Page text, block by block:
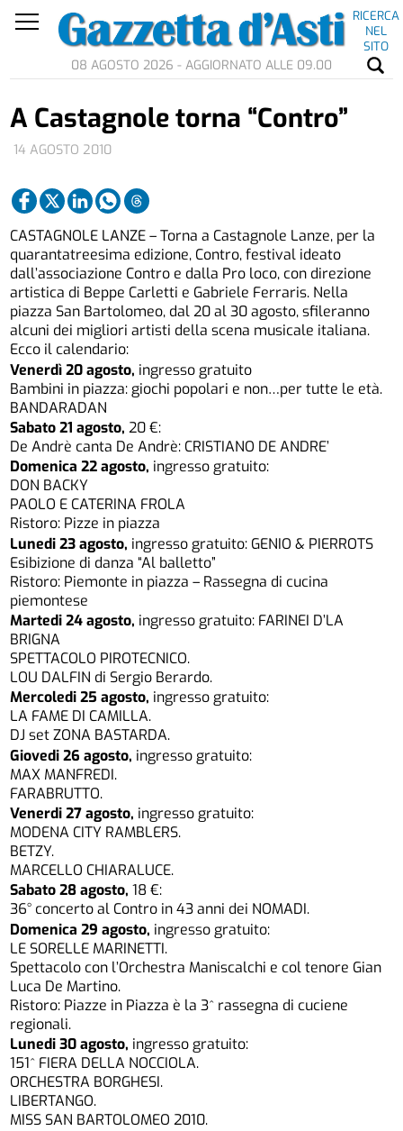
RICERCA
NEL
SITO
08 AGOSTO 2026 - AGGIORNATO ALLE 09.00
14 AGOSTO 2010
A Castagnole torna “Contro”
CASTAGNOLE LANZE – Torna a Castagnole Lanze, per la
quarantatreesima edizione, Contro, festival ideato
dall’associazione Contro e dalla Pro loco, con direzione
artistica di Beppe Carletti e Gabriele Ferraris. Nella
piazza San Bartolomeo, dal 20 al 30 agosto, sfileranno
alcuni dei migliori artisti della scena musicale italiana.
Ecco il calendario:
Venerdì 20 agosto, ingresso gratuito
Bambini in piazza: giochi popolari e non…per tutte le età.
BANDARADAN
Sabato 21 agosto, 20 €:
De Andrè canta De Andrè: CRISTIANO DE ANDRE’
Domenica 22 agosto, ingresso gratuito:
DON BACKY
PAOLO E CATERINA FROLA
Ristoro: Pizze in piazza
Lunedi 23 agosto, ingresso gratuito: GENIO & PIERROTS
Esibizione di danza “Al balletto”
Ristoro: Piemonte in piazza – Rassegna di cucina
piemontese
Martedi 24 agosto, ingresso gratuito: FARINEI D’LA
BRIGNA
SPETTACOLO PIROTECNICO.
LOU DALFIN di Sergio Berardo.
Mercoledi 25 agosto, ingresso gratuito:
LA FAME DI CAMILLA.
DJ set ZONA BASTARDA.
Giovedi 26 agosto, ingresso gratuito:
MAX MANFREDI.
FARABRUTTO.
Venerdi 27 agosto, ingresso gratuito:
MODENA CITY RAMBLERS.
BETZY.
MARCELLO CHIARALUCE.
Sabato 28 agosto,18 €:
36° concerto al Contro in 43 anni dei NOMADI.
Domenica 29 agosto, ingresso gratuito:
LE SORELLE MARINETTI.
Spettacolo con l’Orchestra Maniscalchi e col tenore Gian
Luca De Martino.
Ristoro: Piazze in Piazza è la 3^ rassegna di cuciene
regionali.
Lunedi 30 agosto, ingresso gratuito:
151^ FIERA DELLA NOCCIOLA.
ORCHESTRA BORGHESI.
LIBERTANGO.
MISS SAN BARTOLOMEO 2010.